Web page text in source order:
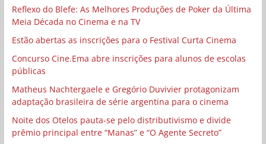
Reflexo do Blefe: As Melhores Produções de Poker da Última
Meia Década no Cinema e na TV
Estão abertas as inscrições para o Festival Curta Cinema
Concurso Cine.Ema abre inscrições para alunos de escolas
públicas
Matheus Nachtergaele e Gregório Duvivier protagonizam
adaptação brasileira de série argentina para o cinema
Noite dos Otelos pauta-se pelo distributivismo e divide
prêmio principal entre “Manas” e “O Agente Secreto”